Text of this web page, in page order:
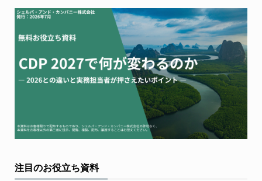
注目のお役立ち資料